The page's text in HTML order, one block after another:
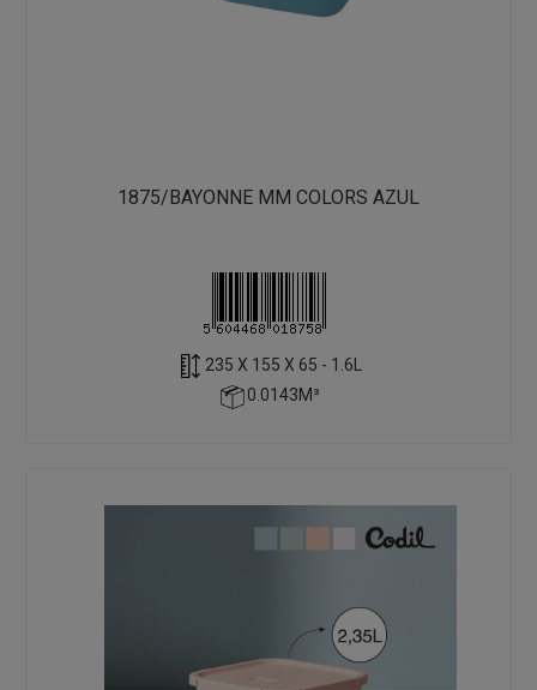
1875/BAYONNE MM COLORS AZUL
235 X 155 X 65 - 1.6L
0.0143M³